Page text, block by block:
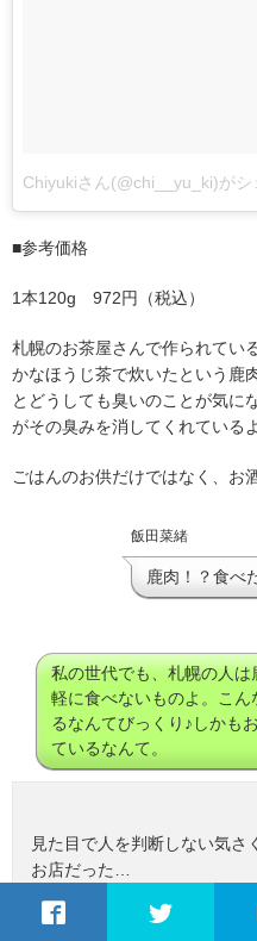
Chiyukiさん(@chi__yu_ki)がシ
■参考価格
1本120g 972円（税込）
札幌のお茶屋さんで作られてい
かなほうじ茶で炊いたという鹿
とどうしても臭いのことが気に
がその臭みを消してくれている
ごはんのお供だけではなく、お
飯田菜緒
鹿肉！？食べ
私の世代でも、札幌の人は
軽に食べないものよ。こん
るなんてびっくり♪しかも
ているなんて。
見た目で人を判断しない気さ
お店だった…
かった…
#玉翠園 #Trick or